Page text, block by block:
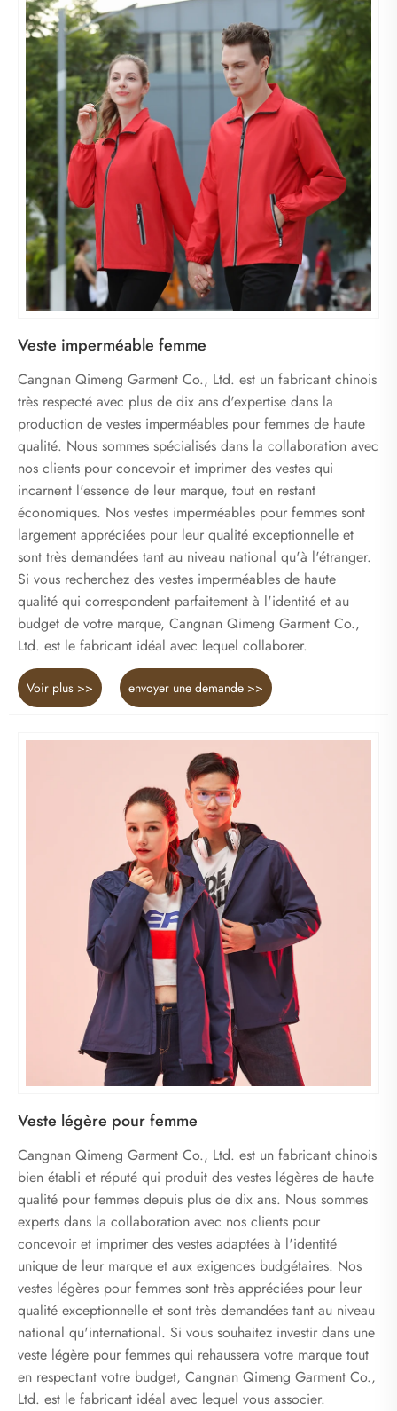
Veste imperméable femme
Cangnan Qimeng Garment Co., Ltd. est un fabricant chinois
très respecté avec plus de dix ans d'expertise dans la
production de vestes imperméables pour femmes de haute
qualité. Nous sommes spécialisés dans la collaboration avec
nos clients pour concevoir et imprimer des vestes qui
incarnent l'essence de leur marque, tout en restant
économiques. Nos vestes imperméables pour femmes sont
largement appréciées pour leur qualité exceptionnelle et
sont très demandées tant au niveau national qu'à l'étranger.
Si vous recherchez des vestes imperméables de haute
qualité qui correspondent parfaitement à l'identité et au
budget de votre marque, Cangnan Qimeng Garment Co.,
Ltd. est le fabricant idéal avec lequel collaborer.
Voir plus >> envoyer une demande >>
Veste légère pour femme
Cangnan Qimeng Garment Co., Ltd. est un fabricant chinois
bien établi et réputé qui produit des vestes légères de haute
qualité pour femmes depuis plus de dix ans. Nous sommes
experts dans la collaboration avec nos clients pour
concevoir et imprimer des vestes adaptées à l'identité
unique de leur marque et aux exigences budgétaires. Nos
vestes légères pour femmes sont très appréciées pour leur
qualité exceptionnelle et sont très demandées tant au niveau
national qu'international. Si vous souhaitez investir dans une
veste légère pour femmes qui rehaussera votre marque tout
en respectant votre budget, Cangnan Qimeng Garment Co.,
Ltd. est le fabricant idéal avec lequel vous associer.